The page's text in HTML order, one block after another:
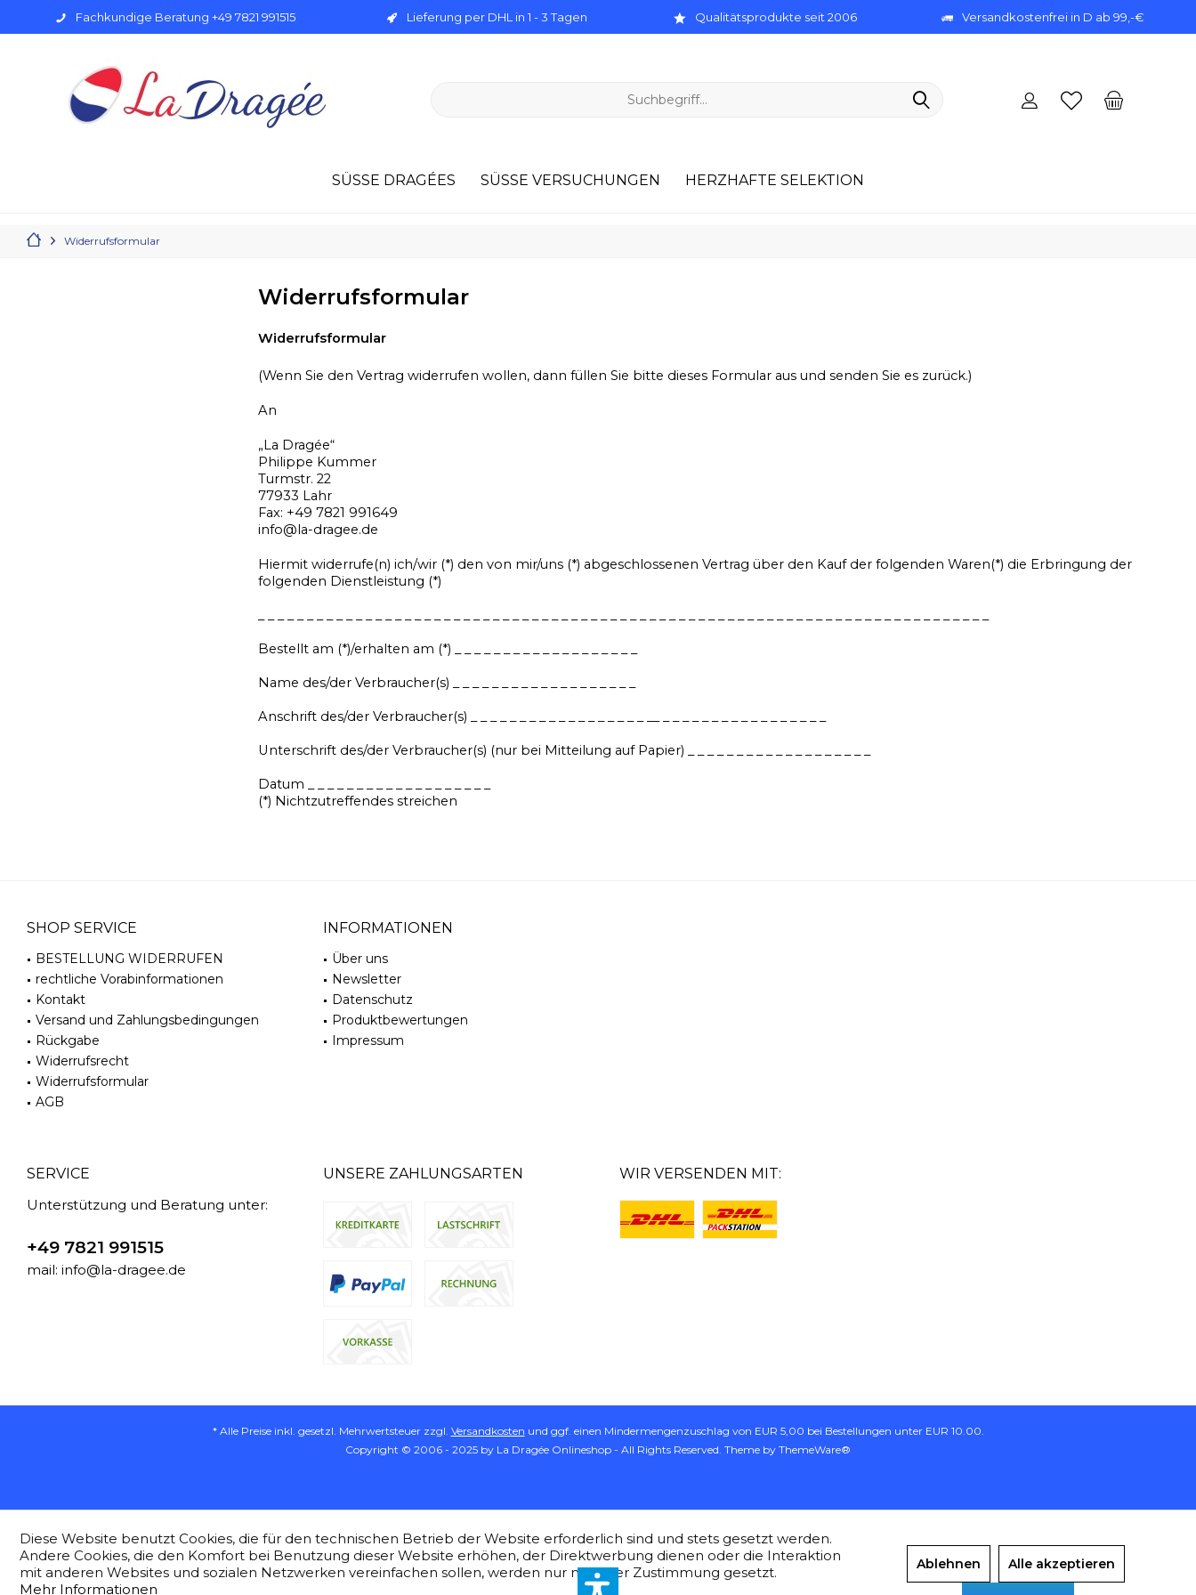
Fachkundige Beratung +49 7821 991515 Lieferung per DHL in 1 - 3 Tagen Qualitätsprodukte seit 2006 Versandkostenfrei in D ab 99,-€
SÜSSE DRAGÉES SÜSSE VERSUCHUNGEN HERZHAFTE SELEKTION
Widerrufsformular
Widerrufsformular
Widerrufsformular
(Wenn Sie den Vertrag widerrufen wollen, dann füllen Sie bitte dieses Formular aus und senden Sie es zurück.)
An
„La Dragée“
Philippe Kummer
Turmstr. 22
77933 Lahr
Fax: +49 7821 991649
info@la-dragee.de
Hiermit widerrufe(n) ich/wir (*) den von mir/uns (*) abgeschlossenen Vertrag über den Kauf der folgenden Waren(*) die Erbringung der
folgenden Dienstleistung (*)
Bestellt am (*)/erhalten am (*) _ _ _ _ _ _ _ _ _ _ _ _ _ _ _ _ _ _ _
Name des/der Verbraucher(s) _ _ _ _ _ _ _ _ _ _ _ _ _ _ _ _ _ _ _
Anschrift des/der Verbraucher(s) _ _ _ _ _ _ _ _ _ _ _ _ _ _ _ _ _ _ __ _ _ _ _ _ _ _ _ _ _ _ _ _ _ _ _ _
Unterschrift des/der Verbraucher(s) (nur bei Mitteilung auf Papier) _ _ _ _ _ _ _ _ _ _ _ _ _ _ _ _ _ _ _
Datum _ _ _ _ _ _ _ _ _ _ _ _ _ _ _ _ _ _ _
(*) Nichtzutreffendes streichen
SHOP SERVICE
BESTELLUNG WIDERRUFEN
rechtliche Vorabinformationen
Kontakt
Versand und Zahlungsbedingungen
Rückgabe
Widerrufsrecht
Widerrufsformular
AGB
INFORMATIONEN
Über uns
Newsletter
Datenschutz
Produktbewertungen
Impressum
SERVICE
Unterstützung und Beratung unter:
+49 7821 991515
mail: info@la-dragee.de
UNSERE ZAHLUNGSARTEN WIR VERSENDEN MIT:
* Alle Preise inkl. gesetzl. Mehrwertsteuer zzgl. Versandkosten und ggf. einen Mindermengenzuschlag von EUR 5,00 bei Bestellungen unter EUR 10.00.
Copyright © 2006 - 2025 by La Dragée Onlineshop - All Rights Reserved. Theme by ThemeWare®
Diese Website benutzt Cookies, die für den technischen Betrieb der Website erforderlich sind und stets gesetzt werden.
Andere Cookies, die den Komfort bei Benutzung dieser Website erhöhen, der Direktwerbung dienen oder die Interaktion
mit anderen Websites und sozialen Netzwerken vereinfachen sollen, werden nur mit Ihrer Zustimmung gesetzt.
Mehr Informationen
Ablehnen Alle akzeptieren